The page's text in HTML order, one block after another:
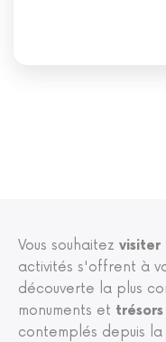
Vous souhaitez visiter
activités s'offrent à
découverte la plus
monuments et
contemplés depuis